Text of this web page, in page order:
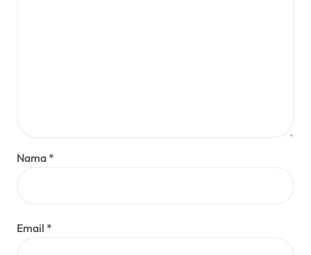
Nama *
Email *